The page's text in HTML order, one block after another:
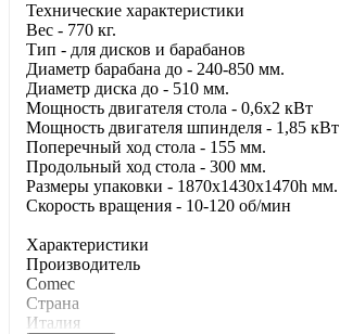
Технические характеристики
Вес - 770 кг.
Тип - для дисков и барабанов
Диаметр барабана до - 240-850 мм.
Диаметр диска до - 510 мм.
Мощность двигателя стола - 0,6х2 кВт
Мощность двигателя шпинделя - 1,85 кВт
Поперечный ход стола - 155 мм.
Продольный ход стола - 300 мм.
Размеры упаковки - 1870x1430x1470h мм.
Скорость вращения - 10-120 об/мин
Характеристики
Производитель
Comec
Страна
Италия